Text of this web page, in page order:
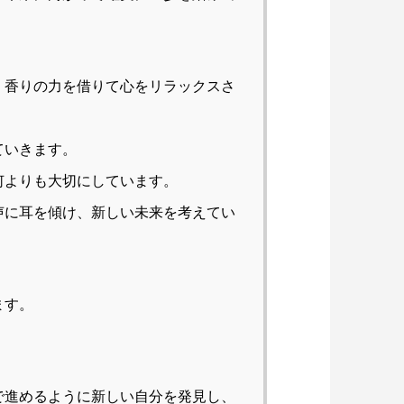
りの力を借りて心をリラックスさ
きます。
りも大切にしています。
耳を傾け、新しい未来を考えてい
。
めるように新しい自分を発見し、